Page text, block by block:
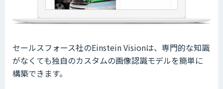
セールスフォース社のEinstein Visionは、専門的な知識
がなくても独自のカスタムの画像認識モデルを簡単に
構築できます。